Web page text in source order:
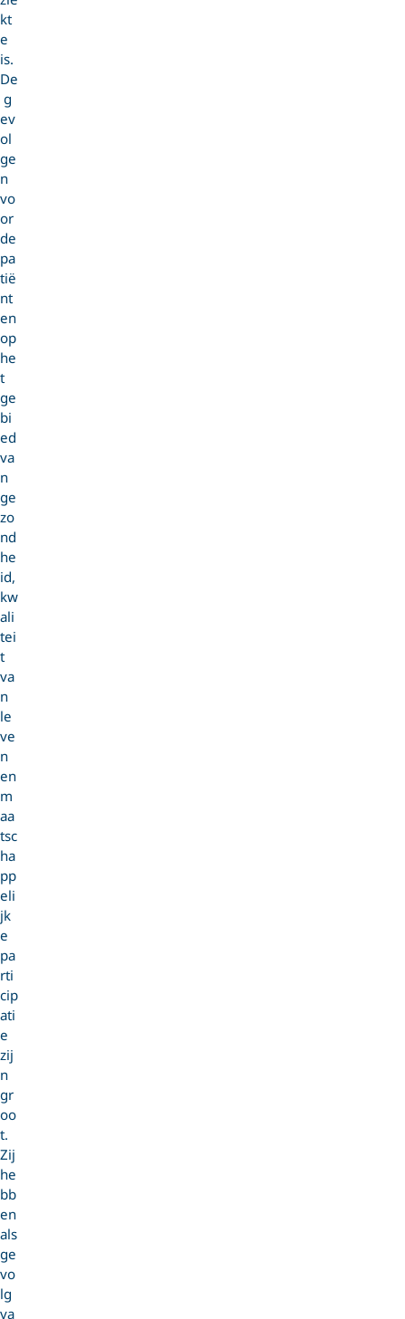
kt
e
is.
De
g
ev
ol
ge
n
vo
or
de
pa
tië
nt
en
op
he
t
ge
bi
ed
va
n
ge
zo
nd
he
id,
kw
ali
tei
t
va
n
le
ve
n
en
m
aa
tsc
ha
pp
eli
jk
e
pa
rti
cip
ati
e
zij
n
gr
oo
t.
Zij
he
bb
en
als
ge
vo
lg
va